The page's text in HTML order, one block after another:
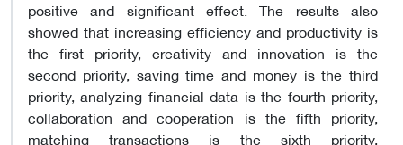
positive and significant effect. The results also
showed that increasing efficiency and productivity is
the first priority, creativity and innovation is the
second priority, saving time and money is the third
priority, analyzing financial data is the fourth priority,
collaboration and cooperation is the fifth priority,
matching transactions is the sixth priority,